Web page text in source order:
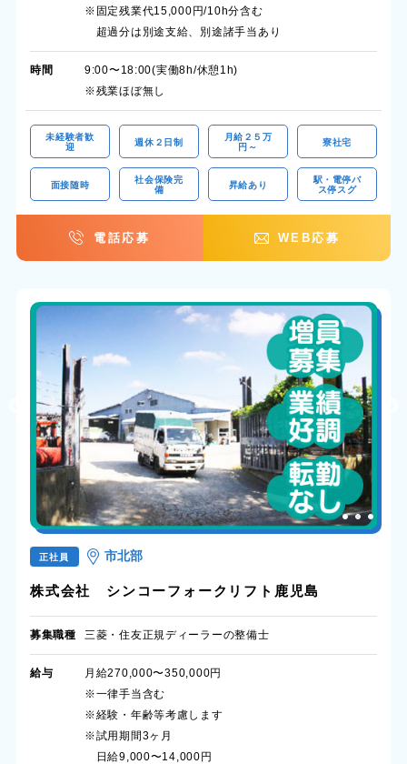
※固定残業代15,000円/10h分含む
超過分は別途支給、別途諸手当あり
時間
9:00〜18:00(実働8h/休憩1h)
※残業ほぼ無し
未経験者歓
迎
週休２日制
月給２５万
円～
寮社宅
面接随時
社会保険完
備
昇給あり
駅・電停バ
ス停スグ
電話応募 WEB応募
正社員 市北部
株式会社 シンコーフォークリフト鹿児島
募集職種 三菱・住友正規ディーラーの整備士
給与
月給270,000〜350,000円
※一律手当含む
※経験・年齢等考慮します
※試用期間3ヶ月
日給9,000〜14,000円